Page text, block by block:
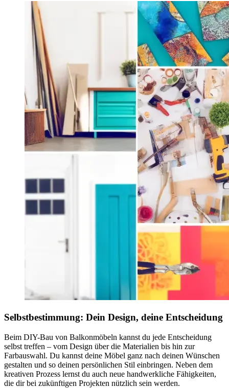
Selbstbestimmung: Dein Design, deine Entscheidung
Beim DIY-Bau von Balkonmöbeln kannst du jede Entscheidung
selbst treffen – vom Design über die Materialien bis hin zur
Farbauswahl. Du kannst deine Möbel ganz nach deinen Wünschen
gestalten und so deinen persönlichen Stil einbringen. Neben dem
kreativen Prozess lernst du auch neue handwerkliche Fähigkeiten,
die dir bei zukünftigen Projekten nützlich sein werden.